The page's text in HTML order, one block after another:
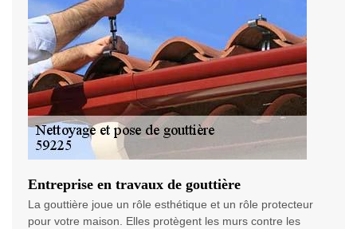
Entreprise en travaux de gouttière
La gouttière joue un rôle esthétique et un rôle protecteur
pour votre maison. Elles protègent les murs contre les